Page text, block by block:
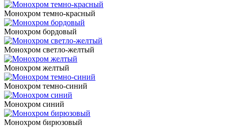
Монохром темно-красный
Монохром бордовый
Монохром светло-желтый
Монохром желтый
Монохром темно-синий
Монохром синий
Монохром бирюзовый